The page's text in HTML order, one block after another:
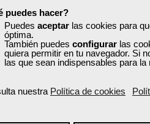
puedes hacer?
Puedes aceptar las cookies para
óptima.
También puedes configurar las
quiera permitir en tu navegador. Si
las que sean indispensables para la
nuestra Política de cookies